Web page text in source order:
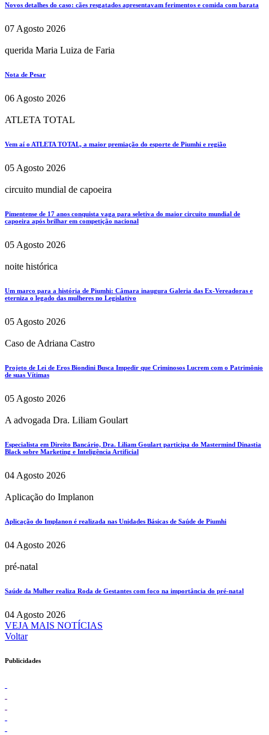
Novos detalhes do caso: cães resgatados apresentavam ferimentos e comida com barata
07 Agosto 2026
querida Maria Luiza de Faria
Nota de Pesar
06 Agosto 2026
ATLETA TOTAL
Vem aí o ATLETA TOTAL, a maior premiação do esporte de Piumhi e região
05 Agosto 2026
circuito mundial de capoeira
Pimentense de 17 anos conquista vaga para seletiva do maior circuito mundial de
capoeira após brilhar em competição nacional
05 Agosto 2026
noite histórica
Um marco para a história de Piumhi: Câmara inaugura Galeria das Ex-Vereadoras e
eterniza o legado das mulheres no Legislativo
05 Agosto 2026
Caso de Adriana Castro
Projeto de Lei de Eros Biondini Busca Impedir que Criminosos Lucrem com o Patrimônio
de suas Vítimas
05 Agosto 2026
A advogada Dra. Liliam Goulart
Especialista em Direito Bancário, Dra. Liliam Goulart participa do Mastermind Dinastia
Black sobre Marketing e Inteligência Artificial
04 Agosto 2026
Aplicação do Implanon
Aplicação do Implanon é realizada nas Unidades Básicas de Saúde de Piumhi
04 Agosto 2026
pré-natal
Saúde da Mulher realiza Roda de Gestantes com foco na importância do pré-natal
04 Agosto 2026
VEJA MAIS NOTÍCIAS
Voltar
Publicidades